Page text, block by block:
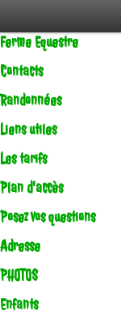
Ferme Equestre
Contacts
Randonnées
Liens utiles
Les tarifs
Plan d'accès
Posez vos questions
Adresse
PHOTOS
Enfants